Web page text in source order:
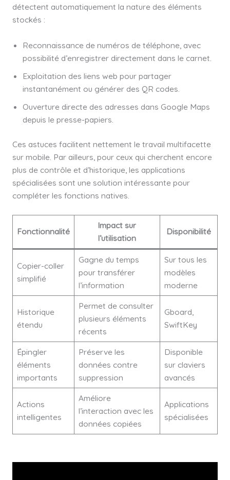
détectent automatiquement la nature des éléments
stockés :
Reconnaissance de numéros de téléphone, avec
possibilité d’enregistrer directement dans le carnet.
Exploitation des liens web pour partager
instantanément ou générer des QR codes.
Ouverture directe des adresses dans Google Maps
depuis le presse-papiers.
Ces astuces facilitent nettement le travail multifacette
sur mobile. Par ailleurs, pour ceux qui cherchent encore
plus de contrôle et d’historique, les applications
spécialisées sont une solution intéressante pour
compléter les fonctions natives.
Fonctionnalité
Impact sur
l’utilisation
Disponibilité
Copier-coller
simplifié
Gagne du temps
pour transférer
l’information
Sur tous les
modèles
moderne
Historique
étendu
Permet de consulter
plusieurs éléments
récents
Gboard,
SwiftKey
Épingler
éléments
importants
Préserve les
données contre
suppression
Disponible
sur claviers
avancés
Actions
intelligentes
Améliore
l’interaction avec les
données copiées
Applications
spécialisées